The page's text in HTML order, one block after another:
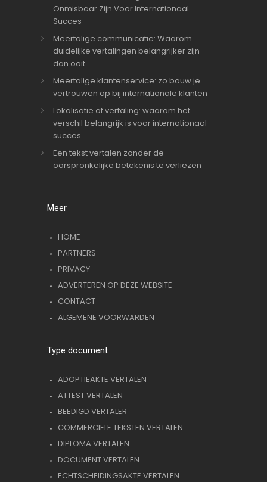
Onmisbaar Zijn Voor Internationaal
Succes
Meertalige communicatie: Waarom
duidelijke vertalingen belangrijker zijn
dan ooit
Meertalige klantenservice: zo bouw je
vertrouwen op bij internationale klanten
Lokalisatie of vertaling: waarom het
verschil belangrijk is voor internationaal
succes
Een tekst vertalen zonder de
oorspronkelijke betekenis te verliezen
Meer
HOME
PARTNERS
PRIVACY
ADVERTEREN OP DEZE WEBSITE
CONTACT
ALGEMENE VOORWARDEN
Type document
ADOPTIEAKTE VERTALEN
ATTEST VERTALEN
BEËDIGD VERTALER
COMMERCIËLE TEKSTEN VERTALEN
DIPLOMA VERTALEN
DOCUMENT VERTALEN
ECHTSCHEIDINGSAKTE VERTALEN